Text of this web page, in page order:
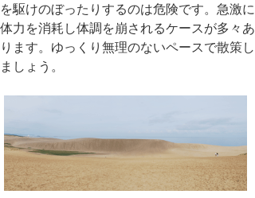
を駆けのぼったりするのは危険です。急激に
体力を消耗し体調を崩されるケースが多々あ
ります。ゆっくり無理のないペースで散策し
ましょう。